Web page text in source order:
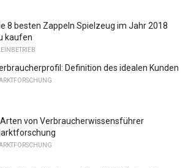
8 besten Zappeln Spielzeug im Jahr 2018
kaufen
Definition des idealen Kunden
von Verbraucherwissensführer